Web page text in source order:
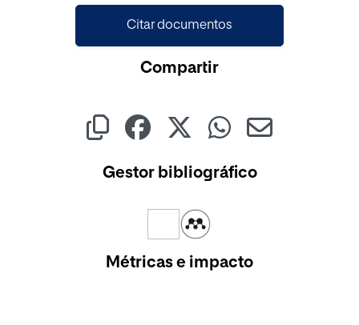
Citar documentos
Compartir
Gestor bibliográfico
Métricas e impacto